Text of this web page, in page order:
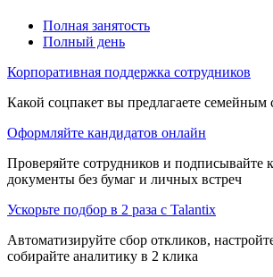
Полная занятость
Полный день
Корпоративная поддержка сотрудников
Какой соцпакет вы предлагаете семейным
Оформляйте кандидатов онлайн
Проверяйте сотрудников и подписывайте
документы без бумаг и личных встреч
Ускорьте подбор в 2 раза с Talantix
Автоматизируйте сбор откликов,
собирайте аналитику в 2 клика